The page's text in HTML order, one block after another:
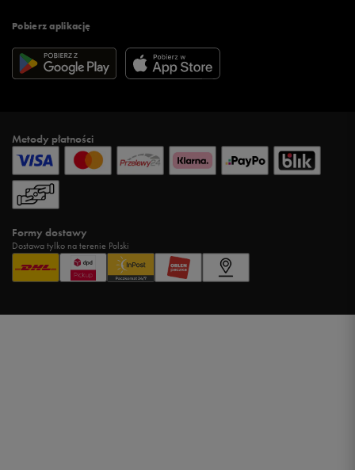
Pobierz aplikację
Metody płatności
Formy dostawy
Dostawa tylko na terenie Polski